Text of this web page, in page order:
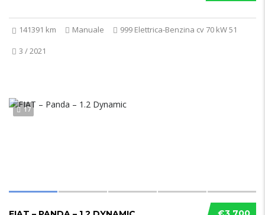
141391 km Manuale
999 Elettrica-Benzina cv 70 kW 51
3 / 2021
17